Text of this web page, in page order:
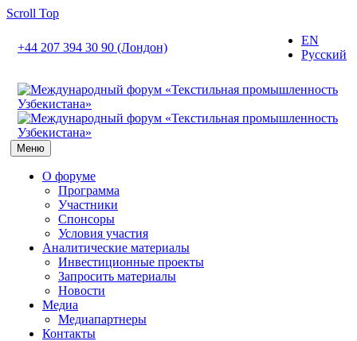
Scroll Top
+44 207 394 30 90 (Лондон)
EN
Русский
Меню
О форуме
Программа
Участники
Спонсоры
Условия участия
Аналитические материалы
Инвестиционные проекты
Запросить материалы
Новости
Медиа
Медиапартнеры
Контакты